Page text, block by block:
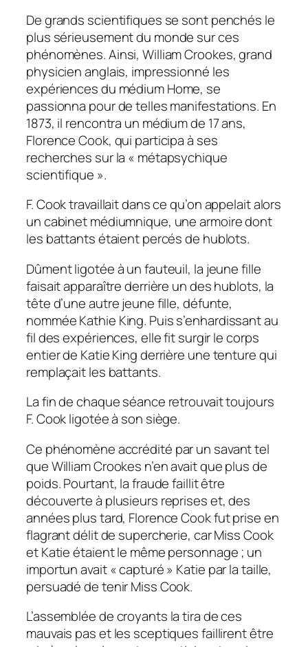
De grands scientifiques se sont penchés le
plus sérieusement du monde sur ces
phénomènes. Ainsi, William Crookes, grand
physicien anglais, impressionné les
expériences du médium Home, se
passionna pour de telles manifestations. En
1873, il rencontra un médium de 17 ans,
Florence Cook, qui participa à ses
recherches sur la « métapsychique
scientifique ».
F. Cook travaillait dans ce qu’on appelait alors
un cabinet médiumnique, une armoire dont
les battants étaient percés de hublots.
Dûment ligotée à un fauteuil, la jeune fille
faisait apparaître derrière un des hublots, la
tête d’une autre jeune fille, défunte,
nommée Kathie King. Puis s’enhardissant au
fil des expériences, elle fit surgir le corps
entier de Katie King derrière une tenture qui
remplaçait les battants.
La fin de chaque séance retrouvait toujours
F. Cook ligotée à son siège.
Ce phénomène accrédité par un savant tel
que William Crookes n’en avait que plus de
poids. Pourtant, la fraude faillit être
découverte à plusieurs reprises et, des
années plus tard, Florence Cook fut prise en
flagrant délit de supercherie, car Miss Cook
et Katie étaient le même personnage ; un
importun avait « capturé » Katie par la taille,
persuadé de tenir Miss Cook.
L’assemblée de croyants la tira de ces
mauvais pas et les sceptiques faillirent être